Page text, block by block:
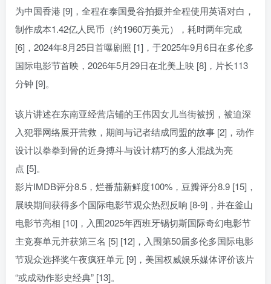
为中国香港 [9]，全程在泰国曼谷拍摄并全程使用英语对白，
制作成本1.42亿人民币（约1960万美元），耗时两年完成
[6]，2024年8月25日首曝剧照 [1]，于2025年9月6日在多伦多
国际电影节首映，2026年5月29日在北美上映 [8]，片长113
分钟 [9]。
该片讲述在东南亚经营店铺的王伟因女儿当街被拐，被迫深
入犯罪网络展开营救，期间与记者结成同盟的故事 [2]，动作
设计以拳拳到骨的近身搏斗与设计精巧的多人混战为亮
点 [5]。
影片IMDB评分8.5，烂番茄新鲜度100%，豆瓣评分8.9 [15]，
展映期间获得多个国际电影节观众热烈反响 [8-9]，并在釜山
电影节亮相 [10]，入围2025年西班牙锡切斯国际奇幻电影节
主竞赛单元并获第三名 [5] [12]，入围第50届多伦多国际电影
节观众选择奖午夜疯狂单元 [9]，美国权威娱乐媒体评价该片
“或成动作影史经典” [13]。